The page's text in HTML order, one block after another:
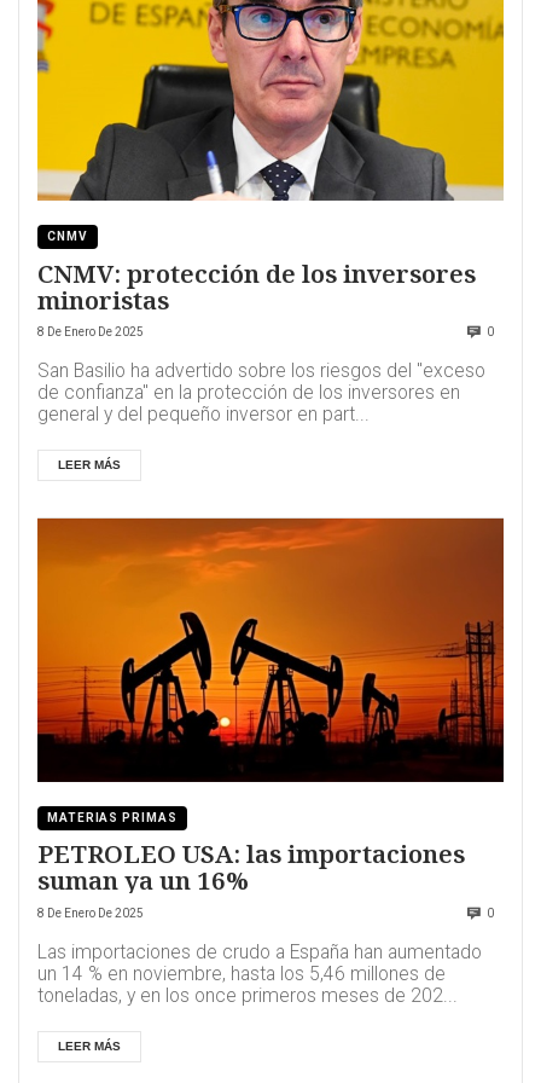
CNMV
CNMV: protección de los inversores
minoristas
8 De Enero De 2025 0
San Basilio ha advertido sobre los riesgos del "exceso
de confianza" en la protección de los inversores en
general y del pequeño inversor en part...
LEER MÁS
MATERIAS PRIMAS
PETROLEO USA: las importaciones
suman ya un 16%
8 De Enero De 2025 0
Las importaciones de crudo a España han aumentado
un 14 % en noviembre, hasta los 5,46 millones de
toneladas, y en los once primeros meses de 202...
LEER MÁS